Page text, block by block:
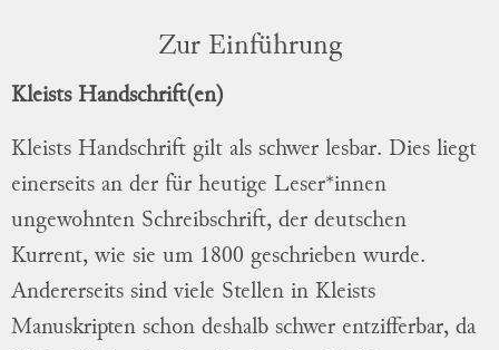
Zur Einführung
Kleists Handschrift(en)
Kleists Handschrift gilt als schwer lesbar. Dies liegt
einerseits an der für heutige Leser*innen
ungewohnten Schreibschrift, der deutschen
Kurrent, wie sie um 1800 geschrieben wurde.
Andererseits sind viele Stellen in Kleists
Manuskripten schon deshalb schwer entzifferbar, da